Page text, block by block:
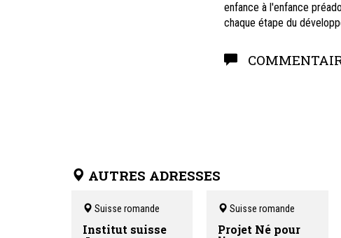
enfance à l'enfance
chaque étape du
AUTRES ADRESSES
Suisse romande
Institut suisse
Suisse romande
Projet Né pour